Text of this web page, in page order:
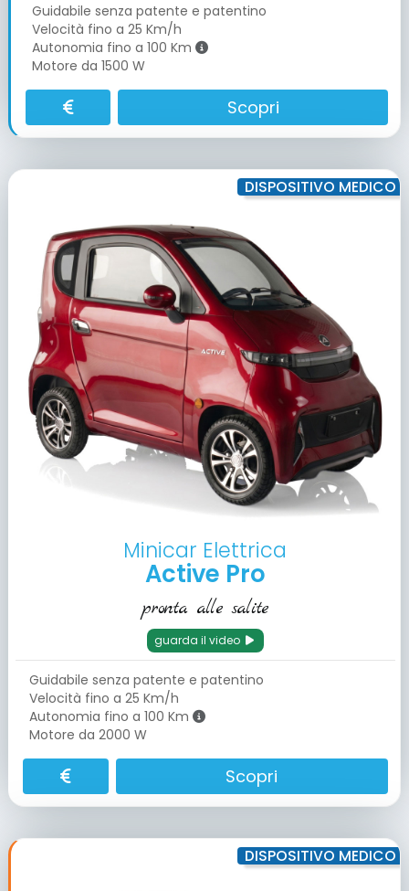
Guidabile senza patente e patentino
Velocità fino a 25 Km/h
Autonomia fino a 100 Km
Motore da 1500 W
Scopri
DISPOSITIVO MEDICO
Minicar Elettrica
Active Pro
pronta alle salite
guarda il video
Guidabile senza patente e patentino
Velocità fino a 25 Km/h
Autonomia fino a 100 Km
Motore da 2000 W
Scopri
DISPOSITIVO MEDICO